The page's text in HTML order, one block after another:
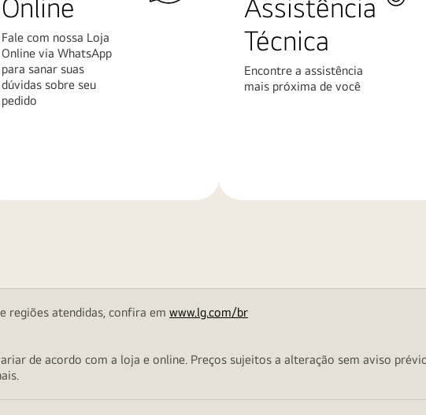
Online
Fale com nossa Loja
Online via WhatsApp
para sanar suas
dúvidas sobre seu
pedido
Assistência
Técnica
Encontre a assistência
mais próxima de você
regiões atendidas, confira em www.lg.com/br
de acordo com a loja e online. Preços sujeitos a alteração sem aviso